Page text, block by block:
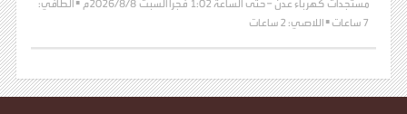
مستجدات كهرباء عدن – حتى الساعة 1:02 فجرا السبت 2026/8/8م ▪️ الطافي:
7 ساعات ▪️ اللاصي: 2 ساعات